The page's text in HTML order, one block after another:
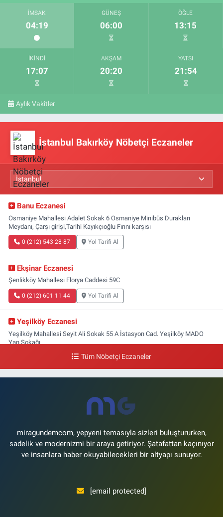
İMSAK
04:19
GÜNEŞ
06:00
ÖĞLE
13:15
İKINDI
17:07
AKŞAM
20:20
YATSI
21:54
Aylık Vakitler
İstanbul Bakırköy Nöbetçi Eczaneler
Banu Eczanesi
Osmaniye Mahallesi Adalet Sokak 6 Osmaniye Minibüs Durakları
Meydanı, Çarşı girişi,Tarihi Kayıkçıoğlu Fırını karşısı
0 (212) 543 28 87 Yol Tarifi Al
Ekşinar Eczanesi
Şenlikköy Mahallesi Florya Caddesi 59C
0 (212) 601 11 44 Yol Tarifi Al
Yeşilköy Eczanesi
Yeşilköy Mahallesi Seyit Ali Sokak 55 A İstasyon Cad. Yeşilköy MADO
Yan Sokağı
Yol Tarifi Al
Ataköy 3-4-11. Kısım Mahallesi Dr. Remzi Kazancıgil Caddesi Ataköy
4.Kısım Çarşısı No:12 Ataköy 4.Kısım Çarşısı
Tüm Nöbetçi Eczaneler
miragundemcom, yepyeni temasıyla sizleri buluştururken,
sadelik ve modernizmi bir araya getiriyor. Şatafattan kaçınıyor
ve insanlara haber okuyabilecekleri bir altyapı sunuyor.
[email protected]